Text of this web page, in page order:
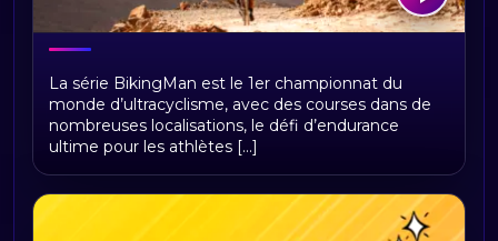
BikingMan Direct : toute la saison 2026
du championnat du monde
d'ultracyclisme sur Radio Sports
La série BikingMan est le 1er championnat du
monde d’ultracyclisme, avec des courses dans de
nombreuses localisations, le défi d’endurance
ultime pour les athlètes [...]